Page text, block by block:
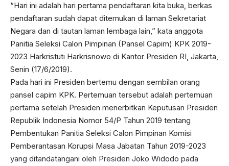
“Hari ini adalah hari pertama pendaftaran kita buka, berkas
pendaftaran sudah dapat ditemukan di laman Sekretariat
Negara dan di tautan laman lembaga lain,” kata anggota
Panitia Seleksi Calon Pimpinan (Pansel Capim) KPK 2019-
2023 Harkristuti Harkrisnowo di Kantor Presiden RI, Jakarta,
Senin (17/6/2019).
Pada hari ini Presiden bertemu dengan sembilan orang
pansel capim KPK. Pertemuan tersebut adalah pertemuan
pertama setelah Presiden menerbitkan Keputusan Presiden
Republik Indonesia Nomor 54/P Tahun 2019 tentang
Pembentukan Panitia Seleksi Calon Pimpinan Komisi
Pemberantasan Korupsi Masa Jabatan Tahun 2019-2023
yang ditandatangani oleh Presiden Joko Widodo pada